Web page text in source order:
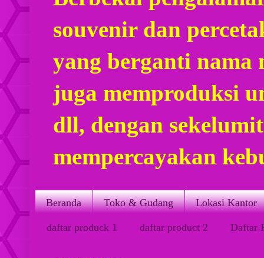
souvenir dan
yang berganti nama
juga memproduksi
dll, dengan
mempercayakan
Beranda Toko & Gudang Lokasi Kantor
daftar produck 1 daftar product 2 Daftar